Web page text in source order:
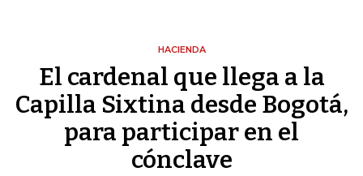
HACIENDA
El cardenal que llega a la
Capilla Sixtina desde Bogotá,
para participar en el
cónclave